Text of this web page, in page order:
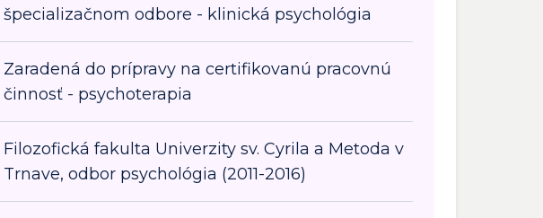
špecializačnom odbore - klinická psychológia
Zaradená do prípravy na certifikovanú pracovnú
činnosť - psychoterapia
Filozofická fakulta Univerzity sv. Cyrila a Metoda v
Trnave, odbor psychológia (2011-2016)